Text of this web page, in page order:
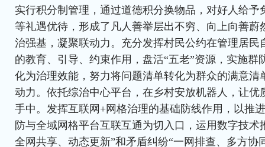
实行积分制管理，通过道德积分换物品，对好人给予
等礼遇优待，形成了凡人善举层出不穷、向上向善蔚
治强基，凝聚联动力。充分发挥村民公约在管理居民
的教育、引导、约束作用，盘活“五老”资源，实施群
化为治理效能，努力将问题清单转化为群众的满意清
动力。依托综治中心平台，在乡村安放机器人，让优
手中。发挥互联网+网格治理的基础防线作用，以推
防与全域网格平台互联互通为切入口，运用数字技术
全网共享、动态更新”和矛盾纠纷“一网排查、多方协